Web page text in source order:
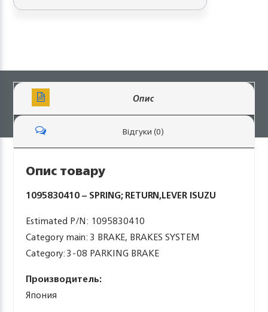
Опис
Відгуки (0)
Опис товару
1095830410 – SPRING; RETURN,LEVER ISUZU
Estimated P/N: 1095830410
Category main: 3 BRAKE, BRAKES SYSTEM
Category: 3-08 PARKING BRAKE
Производитель:
Япония